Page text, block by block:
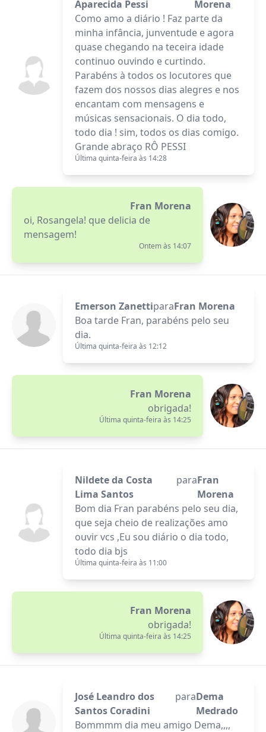
Aparecida Pessi
Morena
Como amo a diário ! Faz parte da
minha infância, junventude e agora
quase chegando na teceira idade
continuo ouvindo e curtindo.
Parabéns à todos os locutores que
fazem dos nossos dias alegres e nos
encantam com mensagens e
músicas sensacionais. O dia todo,
todo dia ! sim, todos os dias comigo.
Grande abraço RÔ PESSI
Última quinta-feira às 14:28
Fran Morena
oi, Rosangela! que delicia de
mensagem!
Ontem às 14:07
Emerson ZanettiparaFran Morena
Boa tarde Fran, parabéns pelo seu
dia.
Última quinta-feira às 12:12
Fran Morena
obrigada!
Última quinta-feira às 14:25
Nildete da Costa
Lima Santos
paraFran
Morena
Bom dia Fran parabéns pelo seu dia,
que seja cheio de realizações amo
ouvir vcs ,Eu sou diário o dia todo,
todo dia bjs
Última quinta-feira às 11:00
Fran Morena
obrigada!
Última quinta-feira às 14:25
José Leandro dos
Santos Coradini
paraDema
Medrado
Bommmm dia meu amigo Dema,,,,